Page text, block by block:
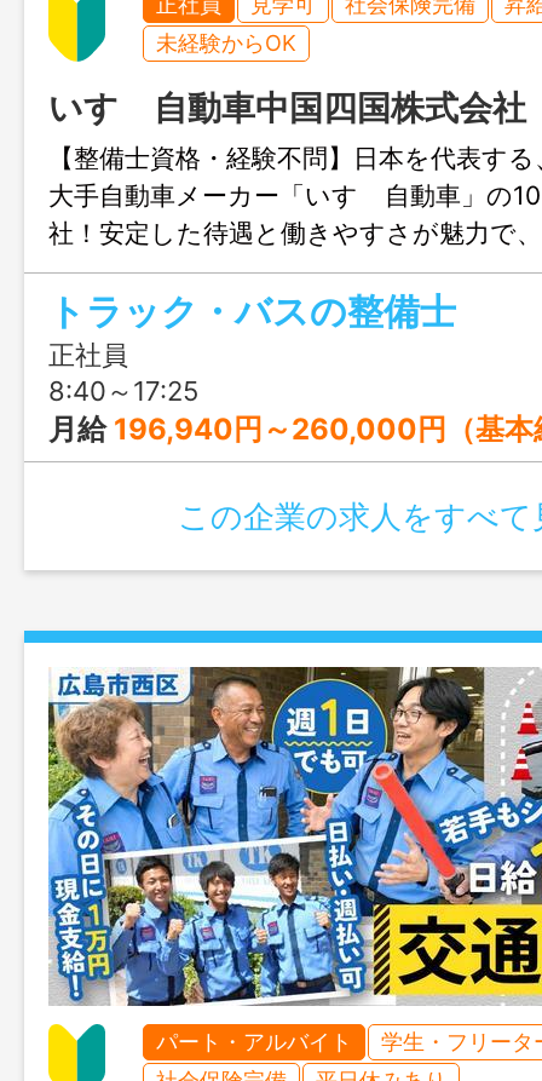
未経験からOK
いすゞ自動車中国四国株式会社
【整備士資格・経験不問】日本を代表す
大手自動車メーカー「いすゞ自動車」の
社！安定した待遇と働きやすさが魅力で
のほか、分解から対応する本格的な整備
学べます◎
トラック・バスの整備士
正社員
8:40～17:25
月給 196,940円～260,000円（基本給） ※下限金額は、高校卒業後の新卒社員を想定。 ※ご年齢やス
この企業の求人をすべて
パート・アルバイト
学生・フリータ